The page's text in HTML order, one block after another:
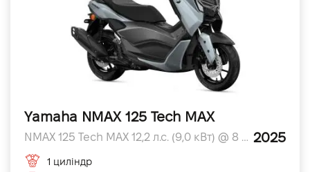
Yamaha NMAX 125 Tech MAX
NMAX 125 Tech MAX 12,2 л.с. (9,0 кВт) @ 8 000 к.с. 2025
1 циліндр